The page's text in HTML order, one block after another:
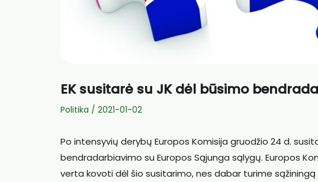
EK susitarė su JK dėl būsimo
Politika / 2021-01-02
Po intensyvių derybų Europos Komisija gruodžio 24 d.
bendradarbiavimo su Europos Sąjunga sąlygų. Europos
verta kovoti dėl šio susitarimo, nes dabar turime